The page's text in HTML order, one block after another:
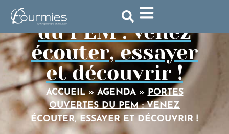
Portes ouvertes
du PEM : venez
écouter, essayer
et découvrir !
ACCUEIL» AGENDA»
PORTES
OUVERTES DU PEM : VENEZ
ÉCOUTER, ESSAYER ET DÉCOUVRIR !